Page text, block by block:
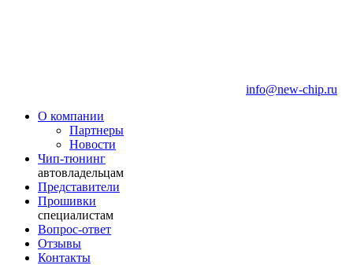
info@new-chip.ru
О компании
Партнеры
Новости
Чип-тюнинг
автовладельцам
Представители
Прошивки
специалистам
Вопрос-ответ
Отзывы
Контакты